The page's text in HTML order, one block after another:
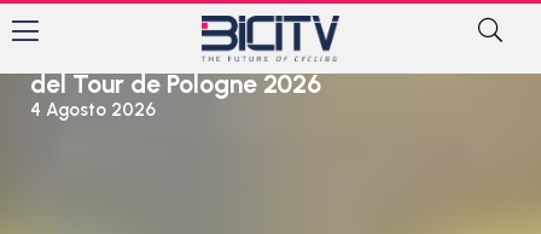
PROFESSIONISTI
Jonathan Milan vince la seconda tappa
del Tour de Pologne 2026
4 Agosto 2026